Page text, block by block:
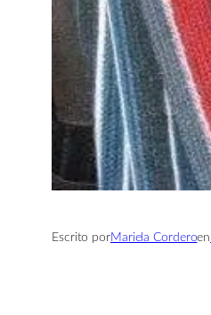
Escrito porMariela Corderoen